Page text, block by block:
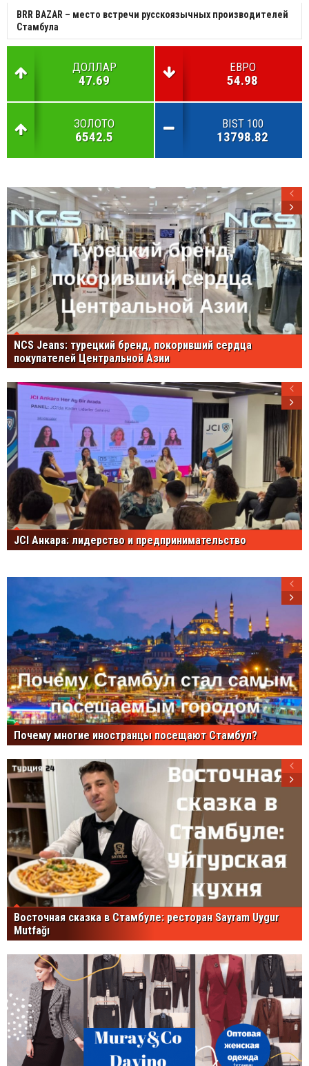
BRR BAZAR – место встречи русскоязычных производителей
Стамбула
ДОЛЛАР
47.69
ЕВРО
54.98
ЗОЛОТО
6542.5
BIST 100
13798.82
NCS Jeans: турецкий бренд, покоривший сердца
покупателей Центральной Азии
JCI Анкара: лидерство и предпринимательство
Почему многие иностранцы посещают Стамбул?
Восточная сказка в Стамбуле: ресторан Sayram Uygur
Mutfağı